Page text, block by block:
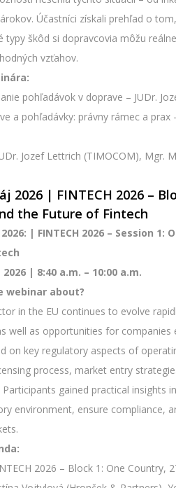
Účastníci získali prehľad o
typy škôd si dopravcovia môžu
vzťahov.
pohľadávok v doprave – JUDr.
a pohľadávky: právny rámec a
Jozef Lettrich (TIMOCOM), Mgr.
2026 | FINTECH 2026 –
the Future of Fintech
| FINTECH 2026 – Session
| 8:40 a.m. – 10:00 a.m.
webinar about?
in the EU continues to evolve
well as opportunities for companies
on key regulatory aspects of
process, market entry
Participants gained practical insights
environment, ensure compliance,
2026 – Block 1: One Country,